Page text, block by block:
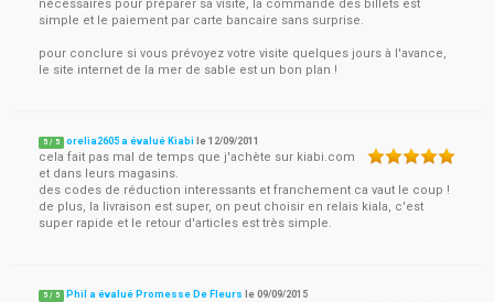
nécessaires pour préparer sa visite, la commande des billets est
simple et le paiement par carte bancaire sans surprise.
pour conclure si vous prévoyez votre visite quelques jours à l'avance,
le site internet de la mer de sable est un bon plan !
5 / 5 orelia2605 a évalué Kiabi le12/09/2011
cela fait pas mal de temps que j'achète sur kiabi.com
et dans leurs magasins.
des codes de réduction interessants et franchement ca vaut le coup !
de plus, la livraison est super, on peut choisir en relais kiala, c'est
super rapide et le retour d'articles est très simple.
5 / 5 Phil a évalué Promesse De Fleurs le09/09/2015